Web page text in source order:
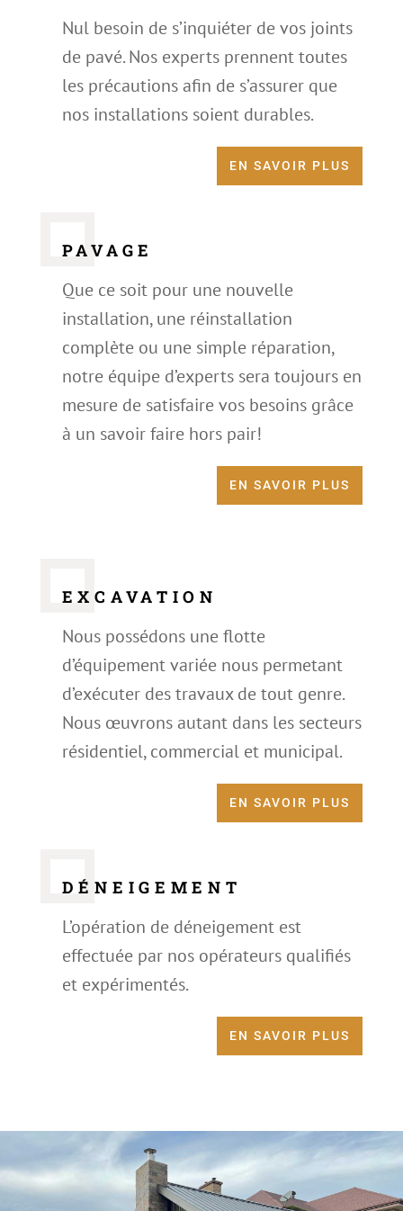
Nul besoin de s’inquiéter de vos joints
de pavé. Nos experts prennent toutes
les précautions afin de s’assurer que
nos installations soient durables.
EN SAVOIR PLUS
PAVAGE
Que ce soit pour une nouvelle
installation, une réinstallation
complète ou une simple réparation,
notre équipe d’experts sera toujours en
mesure de satisfaire vos besoins grâce
à un savoir faire hors pair!
EN SAVOIR PLUS
EXCAVATION
Nous possédons une flotte
d’équipement variée nous permetant
d’exécuter des travaux de tout genre.
Nous œuvrons autant dans les secteurs
résidentiel, commercial et municipal.
EN SAVOIR PLUS
DÉNEIGEMENT
L’opération de déneigement est
effectuée par nos opérateurs qualifiés
et expérimentés.
EN SAVOIR PLUS